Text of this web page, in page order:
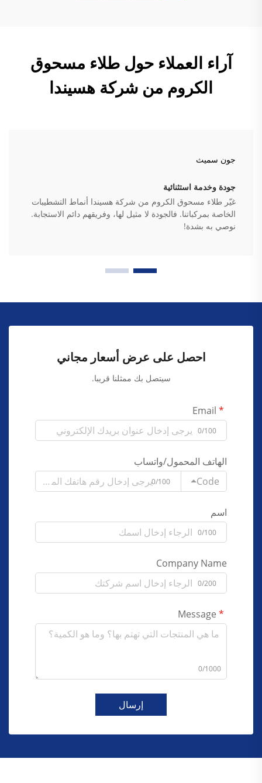
آراء العملاء حول طلاء مسحوق
الكروم من شركة هسيندا
جون سميث
جودة وخدمة استثنائية
غيّر طلاء مسحوق الكروم من شركة هسيندا أنماط التشطيبات
الخاصة بمركباتنا. فالجودة لا مثيل لها، وفريقهم دائم الاستجابة.
نوصي به بشدة!
احصل على عرض أسعار مجاني
سيتصل بك ممثلنا قريبا.
0/100
الهاتف المحمول/واتساب
Code
0/100
اسم
0/100
Company Name
0/200
0/1000
إرسال